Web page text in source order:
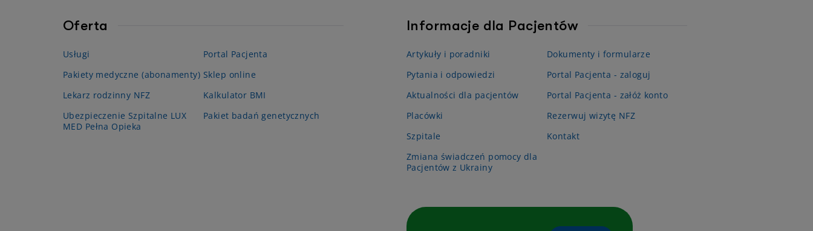
Oferta
Usługi
Pakiety medyczne (abonamenty)
Lekarz rodzinny NFZ
Ubezpieczenie Szpitalne LUX
MED Pełna Opieka
Portal Pacjenta
Sklep online
Kalkulator BMI
Pakiet badań genetycznych
Informacje dla Pacjentów
Artykuły i poradniki
Pytania i odpowiedzi
Aktualności dla pacjentów
Placówki
Szpitale
Zmiana świadczeń pomocy dla
Pacjentów z Ukrainy
Dokumenty i formularze
Portal Pacjenta - zaloguj
Portal Pacjenta - załóż konto
Rezerwuj wizytę NFZ
Kontakt